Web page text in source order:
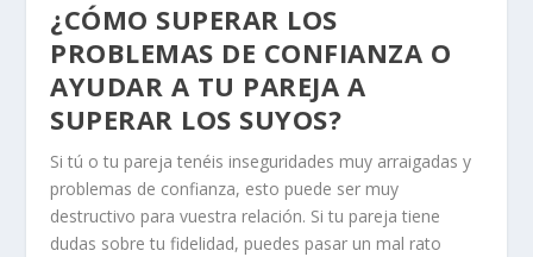
¿CÓMO SUPERAR LOS
PROBLEMAS DE CONFIANZA O
AYUDAR A TU PAREJA A
SUPERAR LOS SUYOS?
Si tú o tu pareja tenéis inseguridades muy arraigadas y
problemas de confianza, esto puede ser muy
destructivo para vuestra relación. Si tu pareja tiene
dudas sobre tu fidelidad, puedes pasar un mal rato